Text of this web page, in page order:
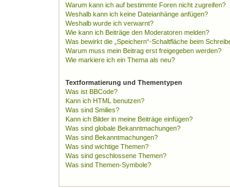
Warum kann ich auf bestimmte Foren nicht zugreifen?
Weshalb kann ich keine Dateianhänge anfügen?
Weshalb wurde ich verwarnt?
Wie kann ich Beiträge den Moderatoren melden?
Was bewirkt die „Speichern“-Schaltfläche beim
Warum muss mein Beitrag erst freigegeben werden?
Wie markiere ich ein Thema als neu?
Textformatierung und Thementypen
Was ist BBCode?
Kann ich HTML benutzen?
Was sind Smilies?
Kann ich Bilder in meine Beiträge einfügen?
Was sind globale Bekanntmachungen?
Was sind Bekanntmachungen?
Was sind wichtige Themen?
Was sind geschlossene Themen?
Was sind Themen-Symbole?